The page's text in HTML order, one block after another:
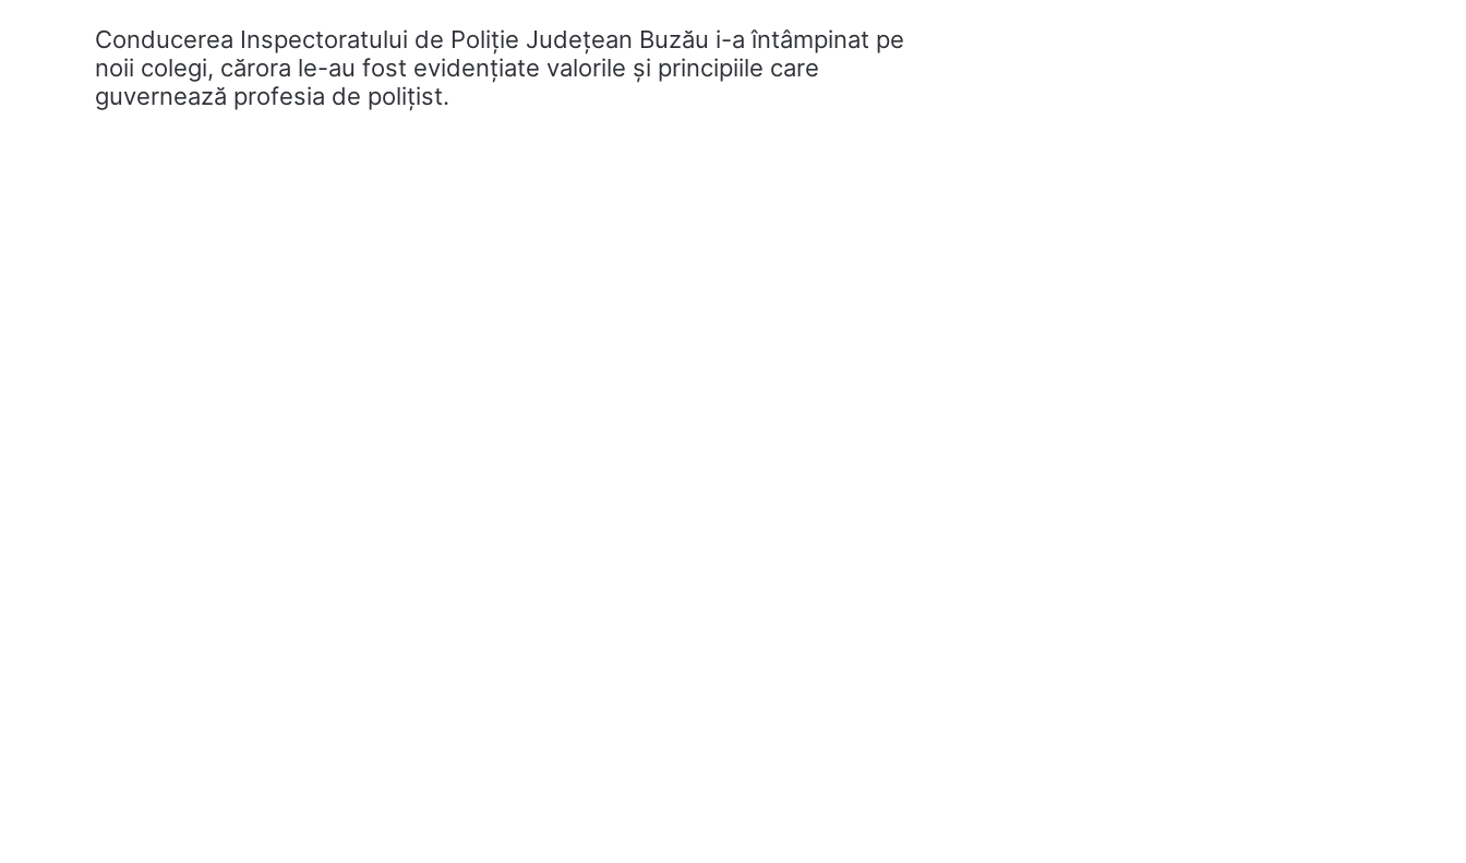
Conducerea Inspectoratului de Poliție Județean Buzău i-a întâmpinat pe
noii colegi, cărora le-au fost evidențiate valorile și principiile care
guvernează profesia de polițist.